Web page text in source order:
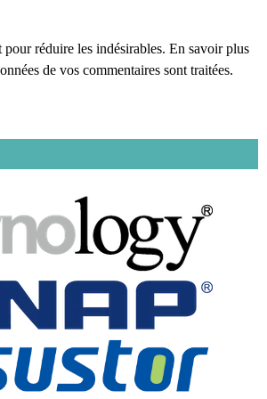
réduire les indésirables. En savoir plus
de vos commentaires sont traitées.